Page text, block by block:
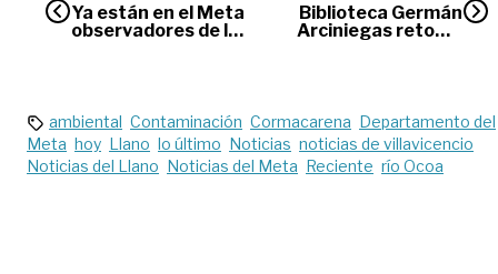
Ya están en el Meta
observadores de la
Biblioteca Germán
Arciniegas retoma
ambiental Contaminación Cormacarena Departamento del
Meta hoy Llano lo último Noticias noticias de villavicencio
Noticias del Llano Noticias del Meta Reciente río Ocoa